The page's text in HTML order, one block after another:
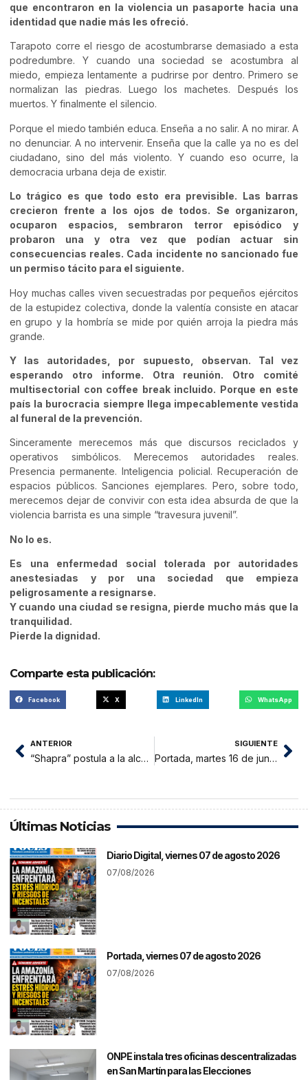
que encontraron en la violencia un pasaporte hacia una
identidad que nadie más les ofreció.
Tarapoto corre el riesgo de acostumbrarse demasiado a esta
podredumbre. Y cuando una sociedad se acostumbra al
miedo, empieza lentamente a pudrirse por dentro. Primero se
normalizan las piedras. Luego los machetes. Después los
muertos. Y finalmente el silencio.
Porque el miedo también educa. Enseña a no salir. A no mirar. A
no denunciar. A no intervenir. Enseña que la calle ya no es del
ciudadano, sino del más violento. Y cuando eso ocurre, la
democracia urbana deja de existir.
Lo trágico es que todo esto era previsible. Las barras
crecieron frente a los ojos de todos. Se organizaron,
ocuparon espacios, sembraron terror episódico y
probaron una y otra vez que podían actuar sin
consecuencias reales. Cada incidente no sancionado fue
un permiso tácito para el siguiente.
Hoy muchas calles viven secuestradas por pequeños ejércitos
de la estupidez colectiva, donde la valentía consiste en atacar
en grupo y la hombría se mide por quién arroja la piedra más
grande.
Y las autoridades, por supuesto, observan. Tal vez
esperando otro informe. Otra reunión. Otro comité
multisectorial con coffee break incluido. Porque en este
país la burocracia siempre llega impecablemente vestida
al funeral de la prevención.
Sinceramente merecemos más que discursos reciclados y
operativos simbólicos. Merecemos autoridades reales.
Presencia permanente. Inteligencia policial. Recuperación de
espacios públicos. Sanciones ejemplares. Pero, sobre todo,
merecemos dejar de convivir con esta idea absurda de que la
violencia barrista es una simple “travesura juvenil”.
No lo es.
Es una enfermedad social tolerada por autoridades
anestesiadas y por una sociedad que empieza
peligrosamente a resignarse.
Y cuando una ciudad se resigna, pierde mucho más que la
tranquilidad.
Pierde la dignidad.
Comparte esta publicación:
Facebook X LinkedIn WhatsApp
ANTERIOR
“Shapra” postula a la alcaldía distrital de San Antonio de Cumbaza
SIGUIENTE
Portada, martes 16 de junio 2026
Últimas Noticias
Diario Digital, viernes 07 de agosto 2026
07/08/2026
Portada, viernes 07 de agosto 2026
07/08/2026
ONPE instala tres oficinas descentralizadas
en San Martín para las Elecciones